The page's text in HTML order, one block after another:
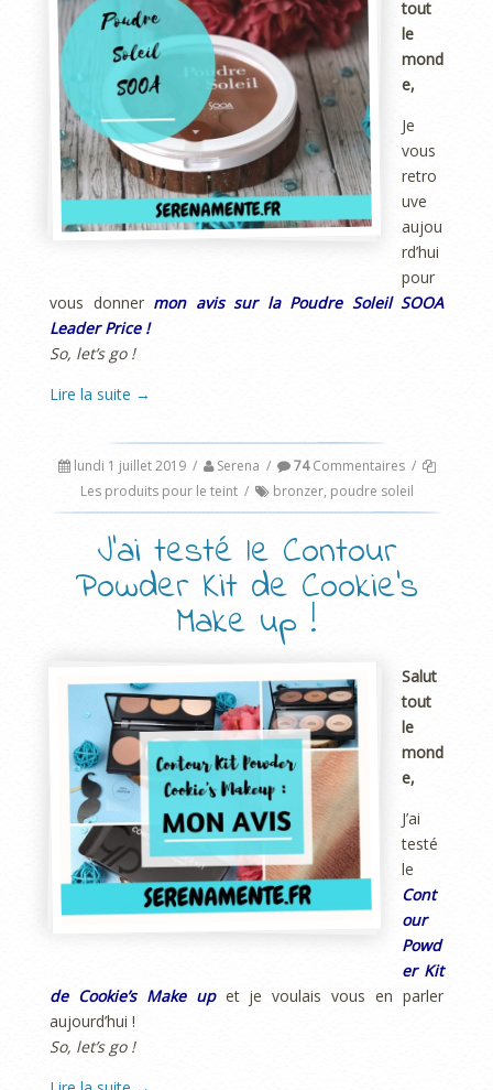
tout
le
mond
e,
Je
vous
retro
uve
aujou
rd’hui
pour
vous donner mon avis sur la Poudre Soleil SOOA
Leader Price !
So, let’s go !
Lire la suite →
lundi 1 juillet 2019 / Serena / 74Commentaires /
Les produits pour le teint / bronzer, poudre soleil
J’ai testé le Contour
Powder Kit de Cookie’s
Make up !
Salut
tout
le
mond
e,
J’ai
testé
le
Cont
our
Powd
er Kit
de Cookie’s Make upet je voulais vous en parler
aujourd’hui !
So, let’s go !